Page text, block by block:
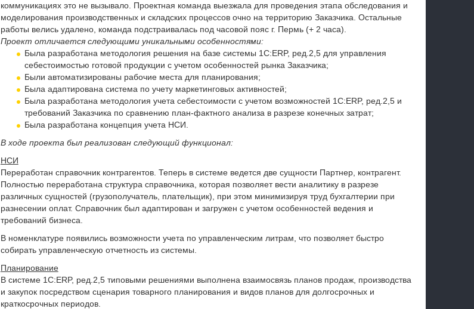
коммуникациях это не вызывало. Проектная команда выезжала для проведения этапа обследования и
моделирования производственных и складских процессов очно на территорию Заказчика. Остальные
работы велись удалено, команда подстраивалась под часовой пояс г. Пермь (+ 2 часа).
Проект отличается следующими уникальными особенностями:
Была разработана методология решения на базе системы 1С:ERP, ред.2,5 для управления
себестоимостью готовой продукции с учетом особенностей рынка Заказчика;
Были автоматизированы рабочие места для планирования;
Была адаптирована система по учету маркетинговых активностей;
Была разработана методология учета себестоимости с учетом возможностей 1С:ERP, ред.2,5 и
требований Заказчика по сравнению план-фактного анализа в разрезе конечных затрат;
Была разработана концепция учета НСИ.
В ходе проекта был реализован следующий функционал:
НСИ
Переработан справочник контрагентов. Теперь в системе ведется две сущности Партнер, контрагент.
Полностью переработана структура справочника, которая позволяет вести аналитику в разрезе
различных сущностей (грузополучатель, плательщик), при этом минимизируя труд бухгалтерии при
разнесении оплат. Справочник был адаптирован и загружен с учетом особенностей ведения и
требований бизнеса.
В номенклатуре появились возможности учета по управленческим литрам, что позволяет быстро
собирать управленческую отчетность из системы.
Планирование
В системе 1С:ERP, ред.2,5 типовыми решениями выполнена взаимосвязь планов продаж, производства
и закупок посредством сценария товарного планирования и видов планов для долгосрочных и
краткосрочных периодов.